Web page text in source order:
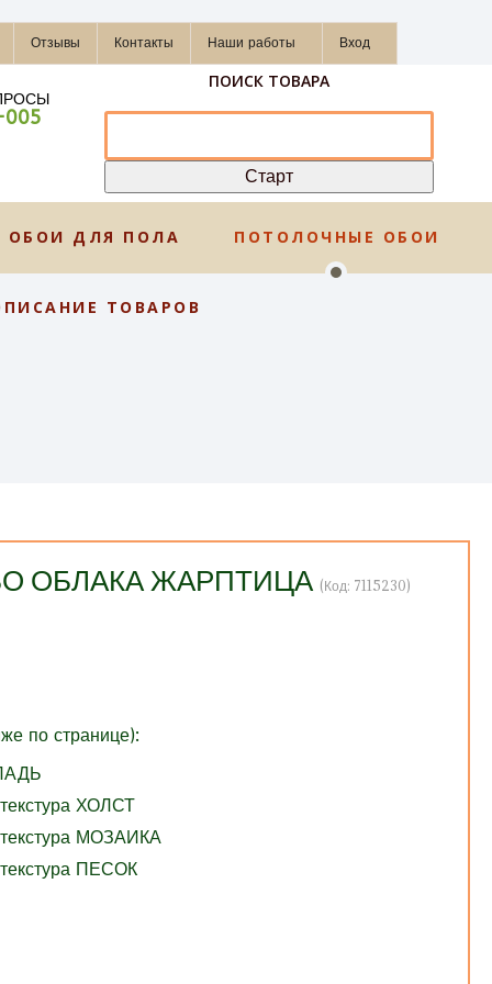
Отзывы Контакты Наши работы Вход
ПОИСК ТОВАРА
ОБОИ ДЛЯ ПОЛА ПОТОЛОЧНЫЕ ОБОИ
ТОВАРОВ
ОБЛАКА ЖАРПТИЦА (Код: 7115230)
по странице):
ХОЛСТ
МОЗАИКА
ПЕСОК